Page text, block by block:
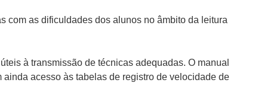
com as dificuldades dos alunos no âmbito da leitura
à transmissão de técnicas adequadas. O manual
acesso às tabelas de registro de velocidade de